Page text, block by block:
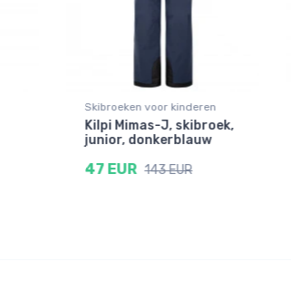
Skibroeken voor kinderen
Kilpi Mimas-J, skibroek,
junior, donkerblauw
47 EUR 143 EUR